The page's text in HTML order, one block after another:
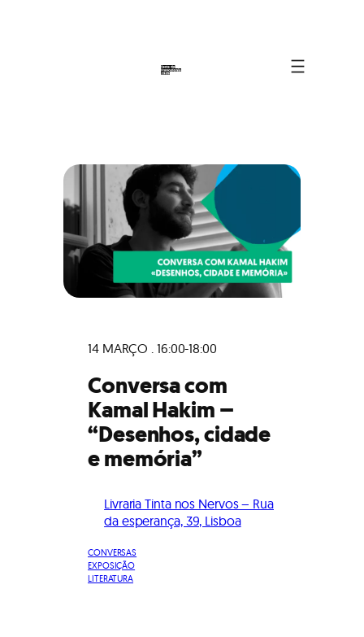
14 MARÇO . 16:00-18:00
Conversa com
Kamal Hakim –
“Desenhos, cidade
e memória”
Livraria Tinta nos Nervos – Rua
da esperança, 39, Lisboa
CONVERSAS
EXPOSIÇÃO
LITERATURA